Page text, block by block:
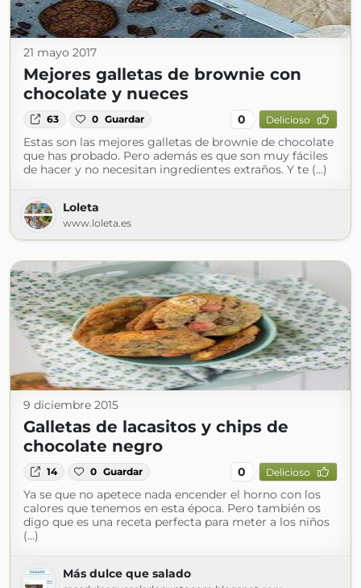
21 mayo 2017
Mejores galletas de brownie con
chocolate y nueces
63 0 Guardar 0 Delicioso
Estas son las mejores galletas de brownie de chocolate
que has probado. Pero además es que son muy fáciles
de hacer y no necesitan ingredientes extraños. Y te (...)
Loleta
www.loleta.es
9 diciembre 2015
Galletas de lacasitos y chips de
chocolate negro
14 0 Guardar 0 Delicioso
Ya se que no apetece nada encender el horno con los
calores que tenemos en esta época. Pero también os
digo que es una receta perfecta para meter a los niños
(...)
Más dulce que salado